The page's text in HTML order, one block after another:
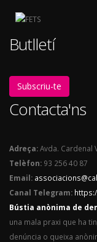
Butlletí
Subscriu-te
Contacta'ns
Adreça:Avda. Cardenal
Telèfon: 93 256 40 87
Email:
Canal Telegram:
Bústia anònima de
una mala praxi que ha
denúncia o queixa